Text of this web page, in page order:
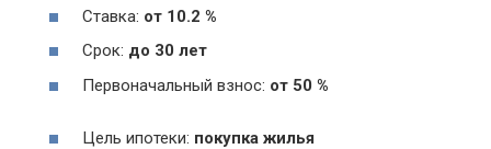
Ставка: от 10.2 %
Срок: до 30 лет
Первоначальный взнос: от 50 %
Цель ипотеки: покупка жилья